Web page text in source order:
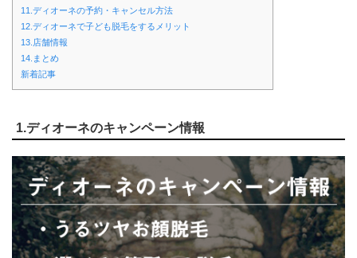
11.ディオーネの予約・キャンセル方法
12.ディオーネで子ども脱毛をするメリット
13.店舗情報
14.まとめ
新着記事
1.ディオーネのキャンペーン情報